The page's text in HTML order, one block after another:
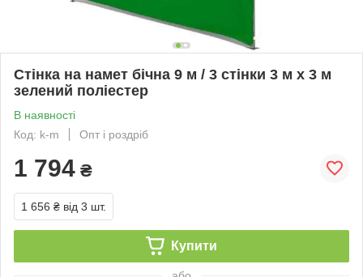
Стінка на намет бічна 9 м / 3 стінки 3 м х 3 м
зелений поліестер
В наявності
Код: k-m
Опт і роздріб
1 794 ₴
1 656 ₴ від 3 шт.
Купити